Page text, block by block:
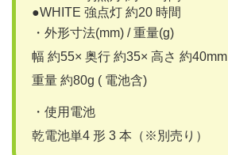
●WHITE 強点灯 約20 時間
・外形寸法(mm) / 重量(g)
幅 約55× 奥行 約35× 高さ 約40mm
重量 約80g ( 電池含)
・使用電池
乾電池単4 形 3 本（※別売り）